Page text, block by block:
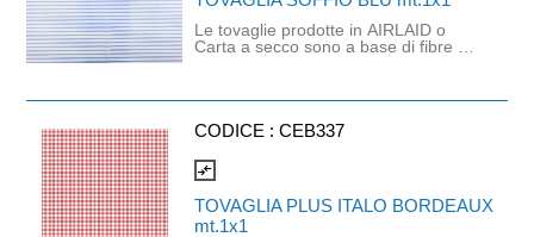
100X100
Le tovaglie prodotte in AIRLAID o
Carta a secco sono a base di fibre di
produzione aria al posto di acqua. Il
spessore consistente con una
assorbenza, molto piacevole al tatto.
Dimensioni: 100X100
CODICE :CEB337
compare_arrows
TOVAGLIA PLUS ITALO BORDEAUX
mt.1x1